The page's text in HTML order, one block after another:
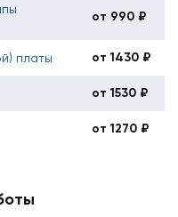
от 990 ₽
платы от 1430 ₽
от 1530 ₽
от 1270 ₽